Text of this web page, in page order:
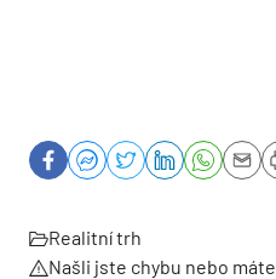
Realitní trh
Našli jste chybu nebo